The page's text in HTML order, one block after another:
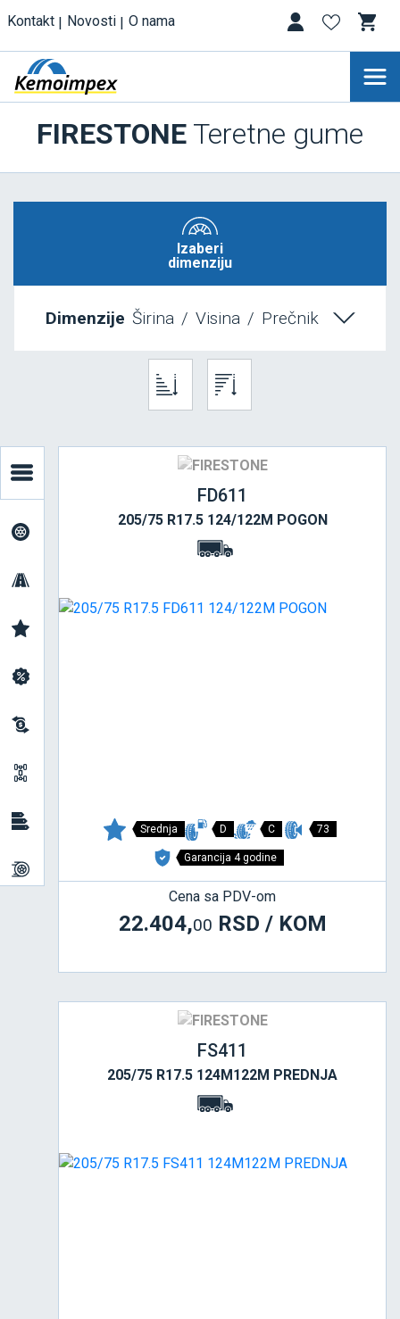
Kontakt Novosti O nama
FIRESTONE Teretne gume
Izaberi
dimenziju
Dimenzije Širina / Visina / Prečnik
FD611
205/75 R17.5 124/122M POGON
Srednja D C 73
Garancija 4 godine
Cena sa PDV-om
22.404,00 RSD / KOM
FS411
205/75 R17.5 124M122M PREDNJA